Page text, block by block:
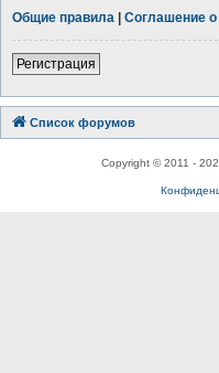
Общие правила | Соглашение
Регистрация
Список форумов
Copyright © 2011 -